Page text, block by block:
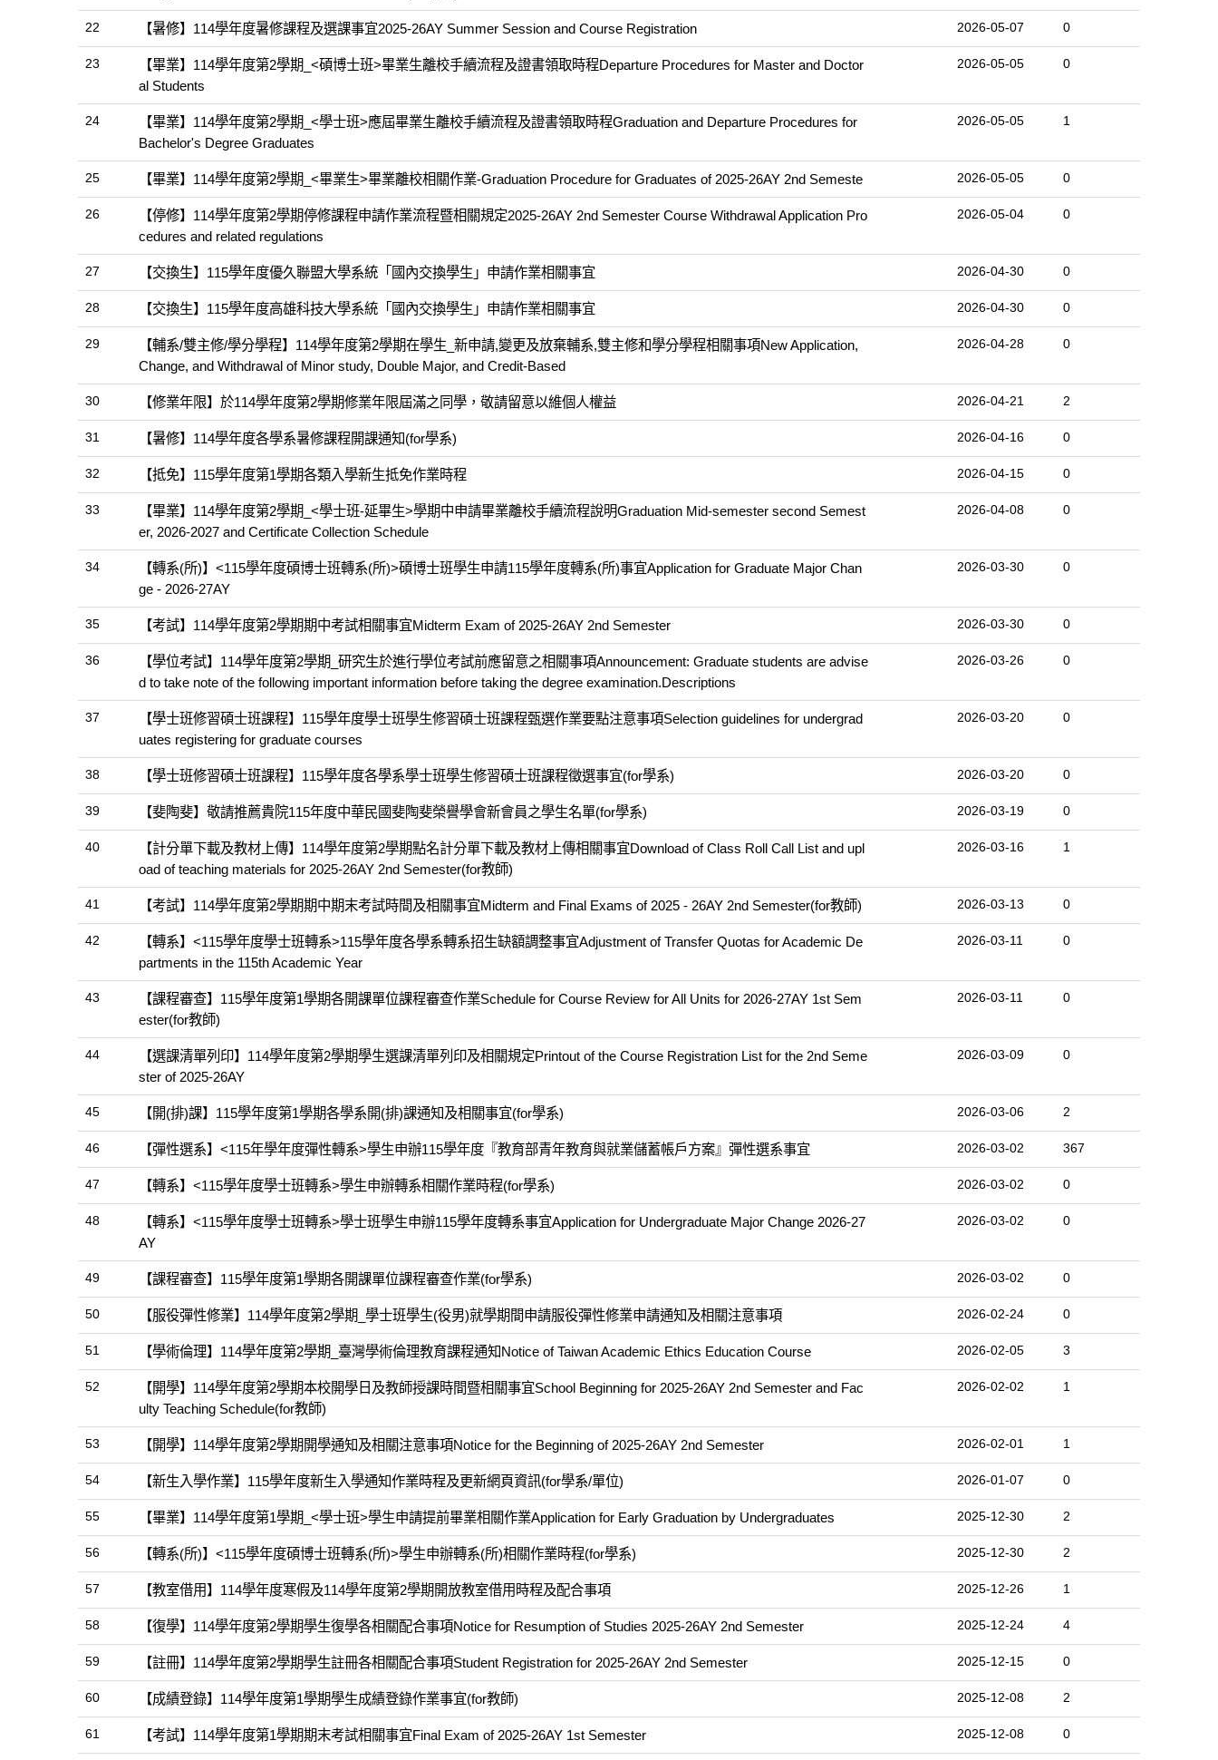
22 【暑修】114學年度暑修課程及選課事宜2025-26AY Summer Session and Course Registration 2026-05-07 0
23
【畢業】114學年度第2學期_<碩博士班>畢業生離校手續流程及證書領取時程Departure Procedures for Master and Doctor
al Students
2026-05-05 0
24
【畢業】114學年度第2學期_<學士班>應屆畢業生離校手續流程及證書領取時程Graduation and Departure Procedures for
Bachelor's Degree Graduates
2026-05-05 1
25 【畢業】114學年度第2學期_<畢業生>畢業離校相關作業-Graduation Procedure for Graduates of 2025-26AY 2nd Semeste 2026-05-05 0
26
【停修】114學年度第2學期停修課程申請作業流程暨相關規定2025-26AY 2nd Semester Course Withdrawal Application Pro
cedures and related regulations
2026-05-04 0
27 【交換生】115學年度優久聯盟大學系統「國內交換學生」申請作業相關事宜 2026-04-30 0
28 【交換生】115學年度高雄科技大學系統「國內交換學生」申請作業相關事宜 2026-04-30 0
29
【輔系/雙主修/學分學程】114學年度第2學期在學生_新申請,變更及放棄輔系,雙主修和學分學程相關事項New Application,
Change, and Withdrawal of Minor study, Double Major, and Credit-Based
2026-04-28 0
30 【修業年限】於114學年度第2學期修業年限屆滿之同學，敬請留意以維個人權益 2026-04-21 2
31 【暑修】114學年度各學系暑修課程開課通知(for學系) 2026-04-16 0
32 【抵免】115學年度第1學期各類入學新生抵免作業時程 2026-04-15 0
33
【畢業】114學年度第2學期_<學士班-延畢生>學期中申請畢業離校手續流程說明Graduation Mid-semester second Semest
er, 2026-2027 and Certificate Collection Schedule
2026-04-08 0
34
【轉系(所)】<115學年度碩博士班轉系(所)>碩博士班學生申請115學年度轉系(所)事宜Application for Graduate Major Chan
ge - 2026-27AY
2026-03-30 0
35 【考試】114學年度第2學期期中考試相關事宜Midterm Exam of 2025-26AY 2nd Semester 2026-03-30 0
36
【學位考試】114學年度第2學期_研究生於進行學位考試前應留意之相關事項Announcement: Graduate students are advise
d to take note of the following important information before taking the degree examination.Descriptions
2026-03-26 0
37
【學士班修習碩士班課程】115學年度學士班學生修習碩士班課程甄選作業要點注意事項Selection guidelines for undergrad
uates registering for graduate courses
2026-03-20 0
38 【學士班修習碩士班課程】115學年度各學系學士班學生修習碩士班課程徵選事宜(for學系) 2026-03-20 0
39 【斐陶斐】敬請推薦貴院115年度中華民國斐陶斐榮譽學會新會員之學生名單(for學系) 2026-03-19 0
40
【計分單下載及教材上傳】114學年度第2學期點名計分單下載及教材上傳相關事宜Download of Class Roll Call List and upl
oad of teaching materials for 2025-26AY 2nd Semester(for教師)
2026-03-16 1
41 【考試】114學年度第2學期期中期末考試時間及相關事宜Midterm and Final Exams of 2025 - 26AY 2nd Semester(for教師) 2026-03-13 0
42
【轉系】<115學年度學士班轉系>115學年度各學系轉系招生缺額調整事宜Adjustment of Transfer Quotas for Academic De
partments in the 115th Academic Year
2026-03-11 0
43
【課程審查】115學年度第1學期各開課單位課程審查作業Schedule for Course Review for All Units for 2026-27AY 1st Sem
ester(for教師)
2026-03-11 0
44
【選課清單列印】114學年度第2學期學生選課清單列印及相關規定Printout of the Course Registration List for the 2nd Seme
ster of 2025-26AY
2026-03-09 0
45 【開(排)課】115學年度第1學期各學系開(排)課通知及相關事宜(for學系) 2026-03-06 2
46 【彈性選系】<115年學年度彈性轉系>學生申辦115學年度『教育部青年教育與就業儲蓄帳戶方案』彈性選系事宜 2026-03-02 367
47 【轉系】<115學年度學士班轉系>學生申辦轉系相關作業時程(for學系) 2026-03-02 0
48
【轉系】<115學年度學士班轉系>學士班學生申辦115學年度轉系事宜Application for Undergraduate Major Change 2026-27
AY
2026-03-02 0
49 【課程審查】115學年度第1學期各開課單位課程審查作業(for學系) 2026-03-02 0
50 【服役彈性修業】114學年度第2學期_學士班學生(役男)就學期間申請服役彈性修業申請通知及相關注意事項 2026-02-24 0
51 【學術倫理】114學年度第2學期_臺灣學術倫理教育課程通知Notice of Taiwan Academic Ethics Education Course 2026-02-05 3
52
【開學】114學年度第2學期本校開學日及教師授課時間暨相關事宜School Beginning for 2025-26AY 2nd Semester and Fac
ulty Teaching Schedule(for教師)
2026-02-02 1
53 【開學】114學年度第2學期開學通知及相關注意事項Notice for the Beginning of 2025-26AY 2nd Semester 2026-02-01 1
54 【新生入學作業】115學年度新生入學通知作業時程及更新網頁資訊(for學系/單位) 2026-01-07 0
55 【畢業】114學年度第1學期_<學士班>學生申請提前畢業相關作業Application for Early Graduation by Undergraduates 2025-12-30 2
56 【轉系(所)】<115學年度碩博士班轉系(所)>學生申辦轉系(所)相關作業時程(for學系) 2025-12-30 2
57 【教室借用】114學年度寒假及114學年度第2學期開放教室借用時程及配合事項 2025-12-26 1
58 【復學】114學年度第2學期學生復學各相關配合事項Notice for Resumption of Studies 2025-26AY 2nd Semester 2025-12-24 4
59 【註冊】114學年度第2學期學生註冊各相關配合事項Student Registration for 2025-26AY 2nd Semester 2025-12-15 0
60 【成績登錄】114學年度第1學期學生成績登錄作業事宜(for教師) 2025-12-08 2
61 【考試】114學年度第1學期期末考試相關事宜Final Exam of 2025-26AY 1st Semester 2025-12-08 0